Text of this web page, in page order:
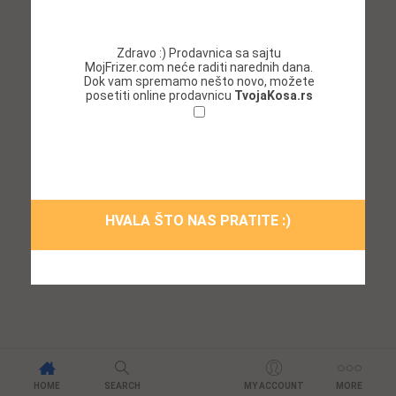
HOME SEARCH MY ACCOUNT MORE
Zdravo :) Prodavnica sa sajtu
MojFrizer.com neće raditi narednih dana.
Dok vam spremamo nešto novo, možete
posetiti online prodavnicu TvojaKosa.rs
HVALA ŠTO NAS PRATITE :)